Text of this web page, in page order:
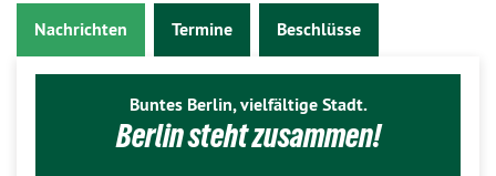
Nachrichten Termine Beschlüsse
Buntes Berlin, vielfältige Stadt.
Berlin steht zusammen!